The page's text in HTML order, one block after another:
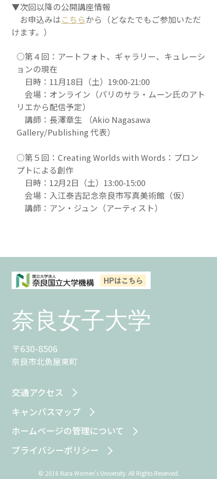
▼次回以降の公開講座情報
お申込みはこちらから（どなたでもご参加いただ
けます。）
○第４回：アートフォト、ギャラリー、キュレーシ
ョンの現在
日時：11月18日（土）19:00-21:00
会場：オンライン（パリのサラ・ムーン氏のアト
リエから配信予定）
講師：長澤章生 （Akio Nagasawa
Gallery/Publishing 代表）
○第５回：Creating Worlds with Words：プロン
プトによる創作
日時：12月2日（土）13:00-15:00
会場：入江泰吉記念奈良市写真美術館（仮）
講師：アン・ジュン（アーティスト）
〒630-8506
奈良市北魚屋東町
交通アクセス
キャンパスマップ
ホームページの管理について
プライバシーポリシー
© 2016 Nara Women's University. All Rights Reserved.